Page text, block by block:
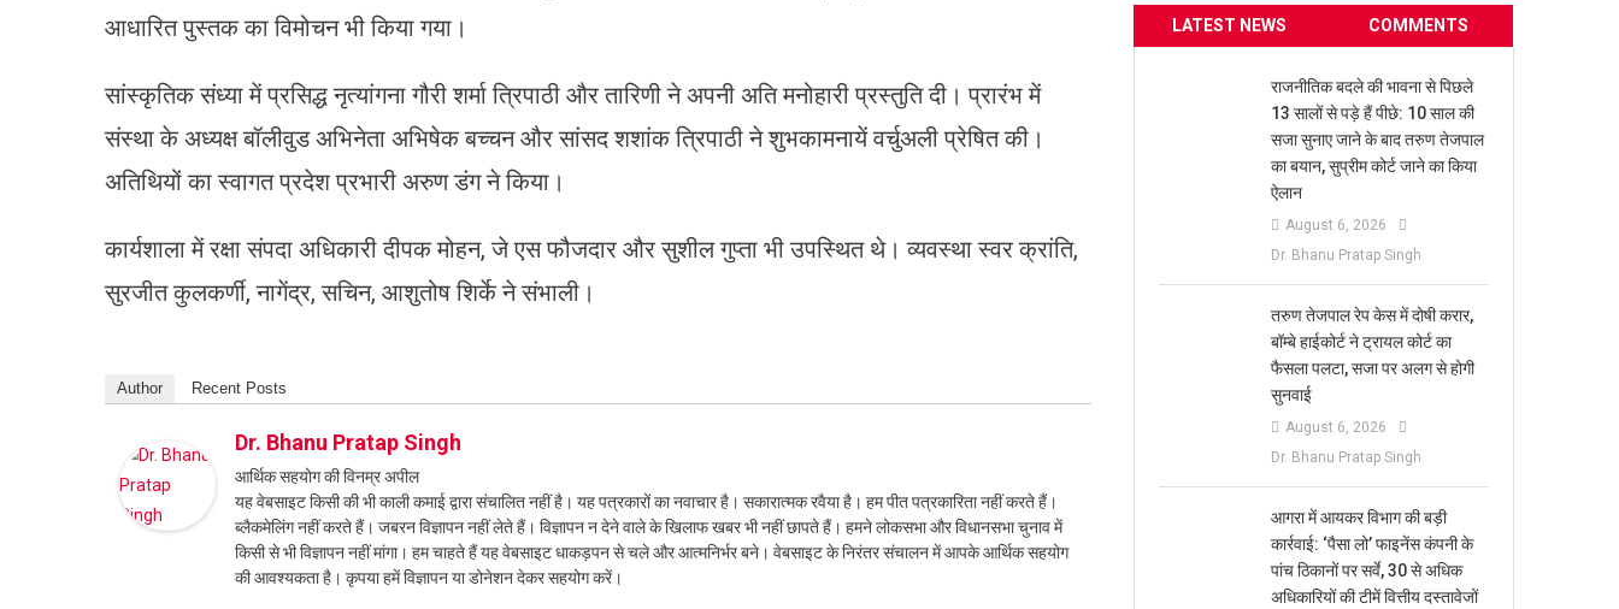
आधारित पुस्तक का विमोचन भी किया गया।
सांस्कृतिक संध्या में प्रसिद्ध नृत्यांगना गौरी शर्मा त्रिपाठी और तारिणी ने अपनी अति मनोहारी प्रस्तुति दी। प्रारंभ में
संस्था के अध्यक्ष बॉलीवुड अभिनेता अभिषेक बच्चन और सांसद शशांक त्रिपाठी ने शुभकामनायें वर्चुअली प्रेषित की।
अतिथियों का स्वागत प्रदेश प्रभारी अरुण डंग ने किया।
कार्यशाला में रक्षा संपदा अधिकारी दीपक मोहन, जे एस फौजदार और सुशील गुप्ता भी उपस्थित थे। व्यवस्था स्वर क्रांति,
सुरजीत कुलकर्णी, नागेंद्र, सचिन, आशुतोष शिर्के ने संभाली।
Author Recent Posts
Dr. Bhanu Pratap Singh
आर्थिक सहयोग की विनम्र अपील
यह वेबसाइट किसी की भी काली कमाई द्वारा संचालित नहीं है। यह पत्रकारों का नवाचार है। सकारात्मक रवैया है। हम पीत पत्रकारिता नहीं करते हैं।
ब्लैकमेलिंग नहीं करते हैं। जबरन विज्ञापन नहीं लेते हैं। विज्ञापन न देने वाले के खिलाफ खबर भी नहीं छापते हैं। हमने लोकसभा और विधानसभा चुनाव में
किसी से भी विज्ञापन नहीं मांगा। हम चाहते हैं यह वेबसाइट धाकड़पन से चले और आत्मनिर्भर बने। वेबसाइट के निरंतर संचालन में आपके आर्थिक सहयोग
की आवश्यकता है। कृपया हमें विज्ञापन या डोनेशन देकर सहयोग करें।
LATEST NEWS COMMENTS
राजनीतिक बदले की भावना से पिछले
13 सालों से पड़े हैं पीछे: 10 साल की
सजा सुनाए जाने के बाद तरुण तेजपाल
का बयान, सुप्रीम कोर्ट जाने का किया
ऐलान
August 6, 2026
Dr. Bhanu Pratap Singh
तरुण तेजपाल रेप केस में दोषी करार,
बॉम्बे हाईकोर्ट ने ट्रायल कोर्ट का
फैसला पलटा, सजा पर अलग से होगी
सुनवाई
August 6, 2026
Dr. Bhanu Pratap Singh
आगरा में आयकर विभाग की बड़ी
कार्रवाई: ‘पैसा लो’ फाइनेंस कंपनी के
पांच ठिकानों पर सर्वे, 30 से अधिक
अधिकारियों की टीमें वित्तीय दस्तावेजों